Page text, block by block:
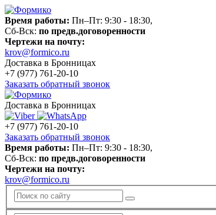
Время работы: Пн–Пт: 9:30 - 18:30,
Сб-Вск: по предв.договоренности
Чертежи на почту:
krov@formico.ru
Доставка в Бронницах
+7 (977) 761-20-10
Заказать обратный звонок
Доставка в Бронницах
+7 (977) 761-20-10
Заказать обратный звонок
Время работы: Пн–Пт: 9:30 - 18:30,
Сб-Вск: по предв.договоренности
Чертежи на почту:
krov@formico.ru